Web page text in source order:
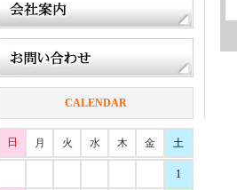
CALENDAR
日 月 火 水 木 金 土
1